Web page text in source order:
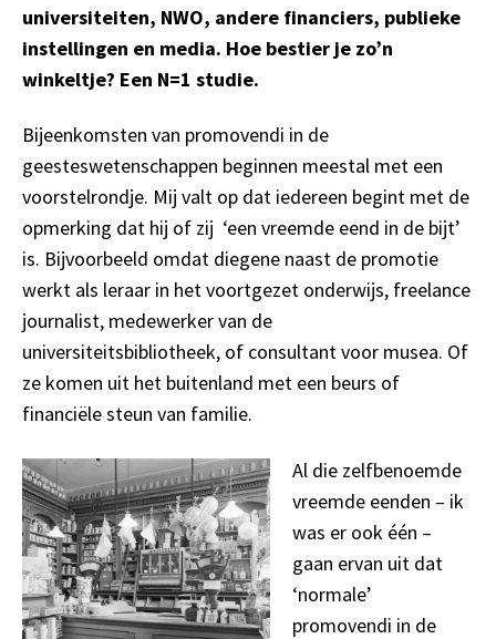
universiteiten, NWO, andere financiers, publieke
instellingen en media. Hoe bestier je zo’n
winkeltje? Een N=1 studie.
Bijeenkomsten van promovendi in de
geesteswetenschappen beginnen meestal met een
voorstelrondje. Mij valt op dat iedereen begint met de
opmerking dat hij of zij ‘een vreemde eend in de bijt’
is. Bijvoorbeeld omdat diegene naast de promotie
werkt als leraar in het voortgezet onderwijs, freelance
journalist, medewerker van de
universiteitsbibliotheek, of consultant voor musea. Of
ze komen uit het buitenland met een beurs of
financiële steun van familie.
Al die zelfbenoemde
vreemde eenden – ik
was er ook één –
gaan ervan uit dat
‘normale’
promovendi in de